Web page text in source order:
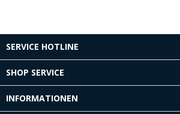
SERVICE HOTLINE
SHOP SERVICE
INFORMATIONEN